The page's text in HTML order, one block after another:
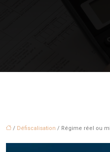
/ Défiscalisation / Régime réel ou